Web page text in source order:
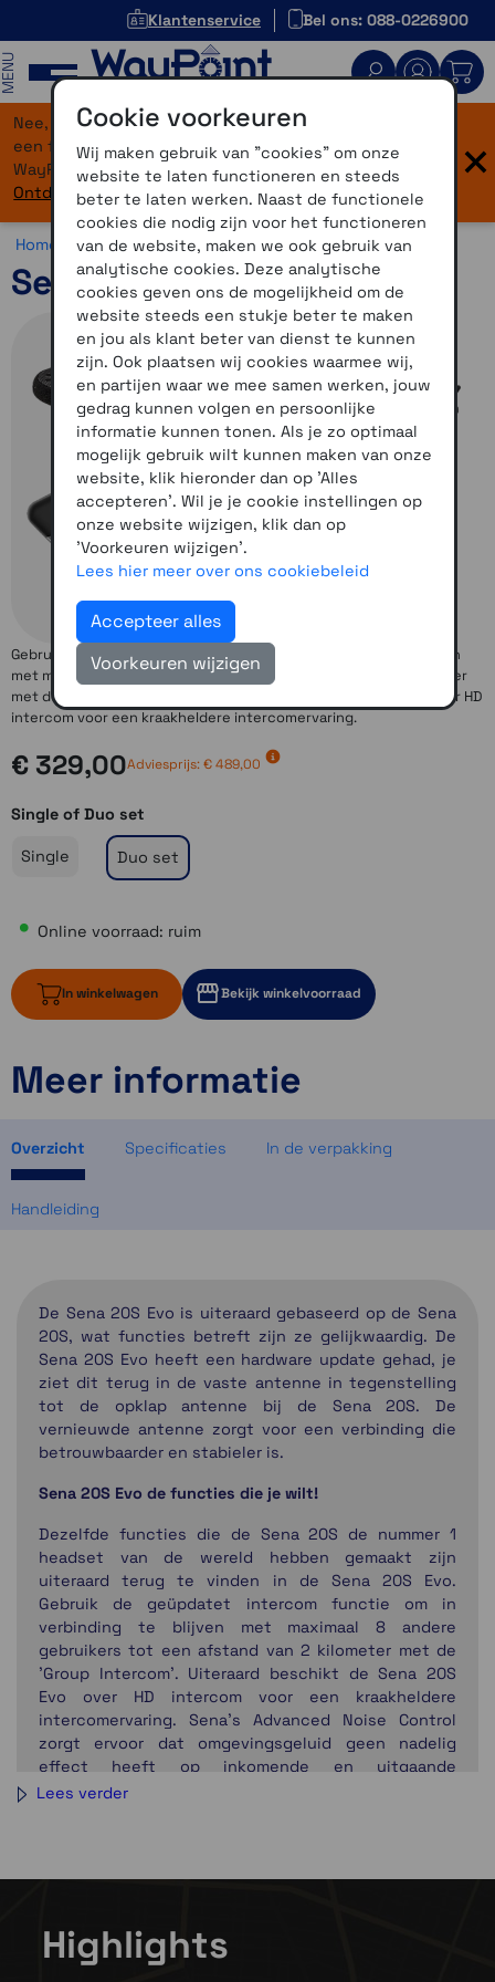
Klantenservice Bel ons: 088-0226900
Nee, je bent niet verdwaald! Onze website heeft
een flinke upgrade gekregen. Dezelfde vertrouwde
WayPoint-service, maar dan in een modern jasje.
Ontdek hier wat er allemaal nieuw is.
×
Home >Communicatie >Motorcommunicatie > Sena
Sena 20S EVO Duo set
Gebruik de bluetooth intercom functie om in verbinding te blijven
met maximaal 8 andere gebruikers tot een afstand van 2 kilometer
met de 'Group Intercom'. Uiteraard beschikt de
over HD
intercom voor een kraakheldere intercomervaring.
€ 329,00Adviesprijs: € 489,00
Single of Duo set
Single Duo set
Online voorraad: ruim
In winkelwagen Bekijk winkelvoorraad
ruim op voorraad
2 op voorraad
Meer informatie
Overzicht Specificaties In de verpakking
Handleiding
De Sena 20S Evo is uiteraard gebaseerd op de Sena
20S, wat functies betreft zijn ze gelijkwaardig. De
Sena 20S Evo heeft een hardware update gehad, je
ziet dit terug in de vaste antenne in tegenstelling
tot de opklap antenne bij de Sena 20S. De
vernieuwde antenne zorgt voor een verbinding die
betrouwbaarder en stabieler is.
Sena 20S Evo de functies die je wilt!
Dezelfde functies die de Sena 20S de nummer 1
headset van de wereld hebben gemaakt zijn
uiteraard terug te vinden in de Sena 20S Evo.
Gebruik de geüpdatet intercom functie om in
verbinding te blijven met maximaal 8 andere
gebruikers tot een afstand van 2 kilometer met de
'Group Intercom'. Uiteraard beschikt de Sena 20S
Evo over HD intercom voor een kraakheldere
intercomervaring. Sena's Advanced Noise Control
zorgt ervoor dat omgevingsgeluid geen nadelig
effect heeft op inkomende en uitgaande
gesprekken. Bluetooth 4.1 technologie, hoge
Sena 20S Evo audio-multitasking
apparaten zijn daar vaak veel beter in. De Sena 20S
Evo kan wel multitasken. Je hoort je muziek of GPS
Lees verder
Highlights
Cookie voorkeuren
Wij maken gebruik van "cookies" om onze
website te laten functioneren en steeds
beter te laten werken. Naast de functionele
cookies die nodig zijn voor het functioneren
van de website, maken we ook gebruik van
analytische cookies. Deze analytische
cookies geven ons de mogelijkheid om de
website steeds een stukje beter te maken
en jou als klant beter van dienst te kunnen
zijn. Ook plaatsen wij cookies waarmee wij,
en partijen waar we mee samen werken, jouw
gedrag kunnen volgen en persoonlijke
informatie kunnen tonen. Als je zo optimaal
mogelijk gebruik wilt kunnen maken van onze
website, klik hieronder dan op 'Alles
accepteren'. Wil je je cookie instellingen op
onze website wijzigen, klik dan op
'Voorkeuren wijzigen'.
Lees hier meer over ons cookiebeleid
Accepteer alles
Voorkeuren wijzigen